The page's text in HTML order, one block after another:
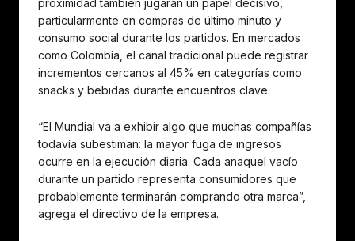
proximidad también jugarán un papel decisivo,
particularmente en compras de último minuto y
consumo social durante los partidos. En mercados
como Colombia, el canal tradicional puede registrar
incrementos cercanos al 45% en categorías como
snacks y bebidas durante encuentros clave.
“El Mundial va a exhibir algo que muchas compañías
todavía subestiman: la mayor fuga de ingresos
ocurre en la ejecución diaria. Cada anaquel vacío
durante un partido representa consumidores que
probablemente terminarán comprando otra marca”,
agrega el directivo de la empresa.